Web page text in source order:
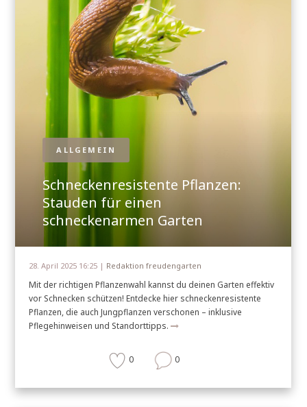
ALLGEMEIN
Schneckenresistente Pflanzen:
Stauden für einen
schneckenarmen Garten
28. April 2025 16:25 | Redaktion freudengarten
Mit der richtigen Pflanzenwahl kannst du deinen Garten effektiv
vor Schnecken schützen! Entdecke hier schneckenresistente
Pflanzen, die auch Jungpflanzen verschonen – inklusive
Pflegehinweisen und Standorttipps.
0 0